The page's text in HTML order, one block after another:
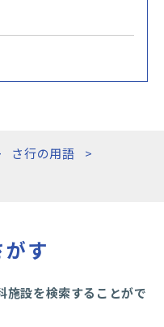
さ行の用語
す
施設を検索することがで